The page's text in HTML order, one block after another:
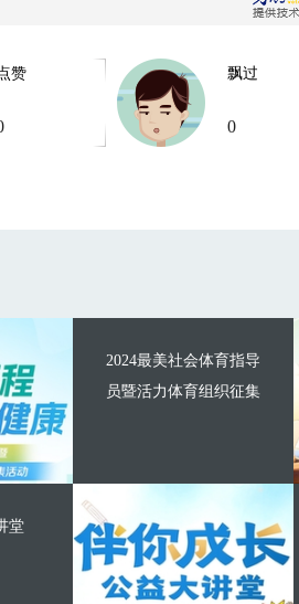
赞 飘过
0
2024最美社会体育指导
员暨活力体育组织征集
堂